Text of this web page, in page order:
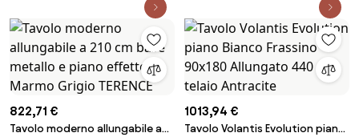
822,71 €
Tavolo moderno allungabile a
1013,94 €
Tavolo Volantis Evolution piano